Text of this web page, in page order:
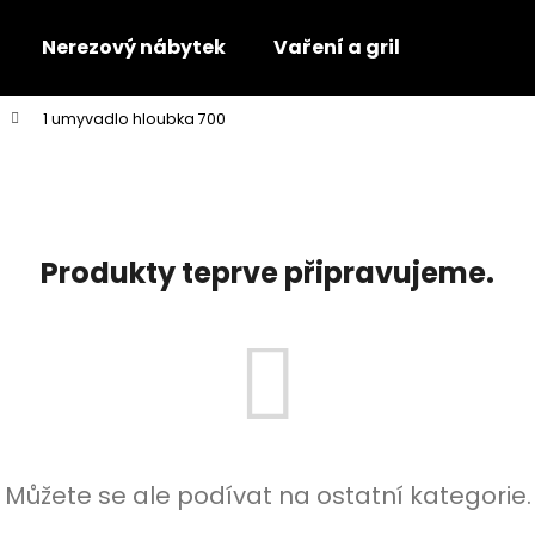
Nerezový nábytek Vaření a gril
1 umyvadlo hloubka 700
Produkty teprve připravujeme.
Můžete se ale podívat na ostatní kategorie.
Co potřebujete najít?